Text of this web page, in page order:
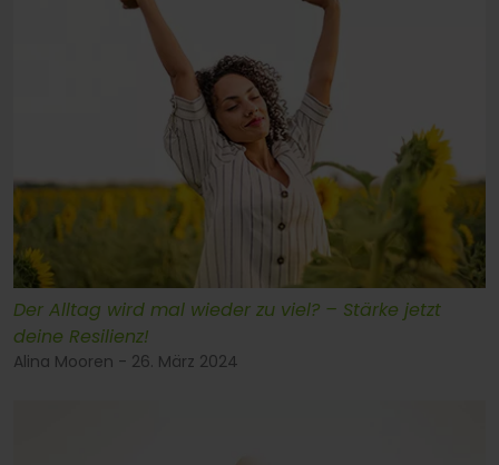
Der Alltag wird mal wieder zu viel? – Stärke jetzt
deine Resilienz!
Alina Mooren - 26. März 2024